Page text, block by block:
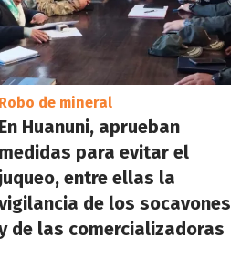
Robo de mineral
En Huanuni, aprueban
medidas para evitar el
juqueo, entre ellas la
de los socavones
de las comercializadoras